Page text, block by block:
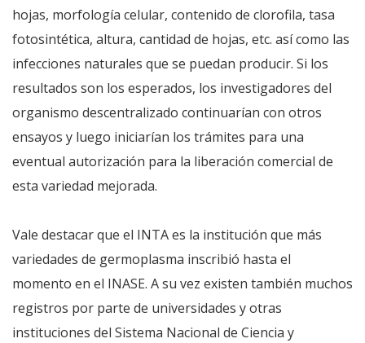
hojas, morfología celular, contenido de clorofila, tasa
fotosintética, altura, cantidad de hojas, etc. así como las
infecciones naturales que se puedan producir. Si los
resultados son los esperados, los investigadores del
organismo descentralizado continuarían con otros
ensayos y luego iniciarían los trámites para una
eventual autorización para la liberación comercial de
esta variedad mejorada.
Vale destacar que el INTA es la institución que más
variedades de germoplasma inscribió hasta el
momento en el INASE. A su vez existen también muchos
registros por parte de universidades y otras
instituciones del Sistema Nacional de Ciencia y